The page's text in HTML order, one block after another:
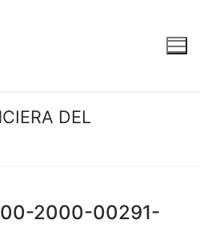
DEL
2000-00291-